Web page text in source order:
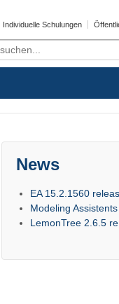
Individuelle Schulungen
News
EA 15.2.1560
Modeling
LemonTree 2.6.5